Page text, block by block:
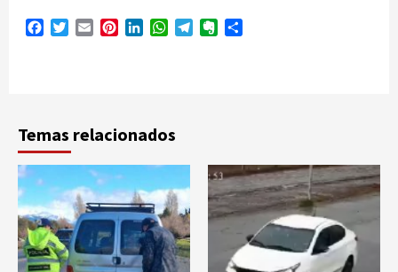
Facebook
Twitter
Email PinterestLinkedInWhatsApp
TelegramEvernote
Temas relacionados